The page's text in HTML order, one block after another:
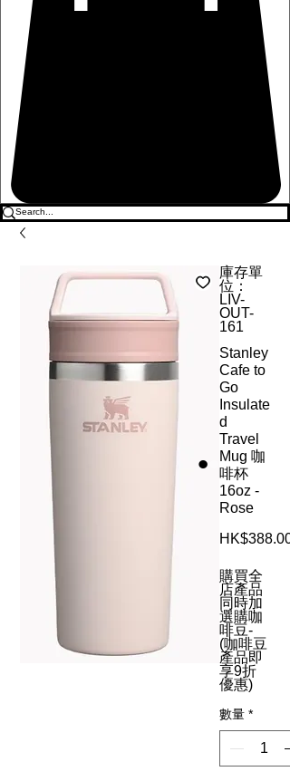
庫存單
位：
LIV-
OUT-
161
Stanley
Cafe to
Go
Insulate
d
Travel
Mug 咖
啡杯
16oz -
Rose
HK$388.00
購買全
店產品
同時加
選購咖
啡豆-
(咖啡豆
產品即
享9折
優惠)
數量 *